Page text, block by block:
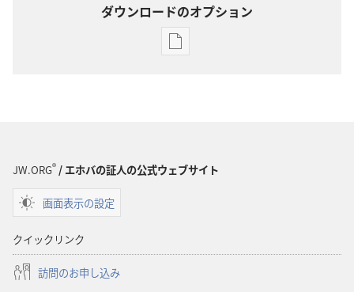
ダウンロードのオプション
出
ン
JW.ORG®/ エホバの証人の公式ウェブサイト
画面表示の設定
クイックリンク
訪問のお申し込み